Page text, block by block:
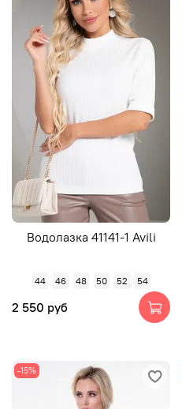
Водолазка 41141-1 Avili
44 46 48 50 52 54
2 550 руб
-15%